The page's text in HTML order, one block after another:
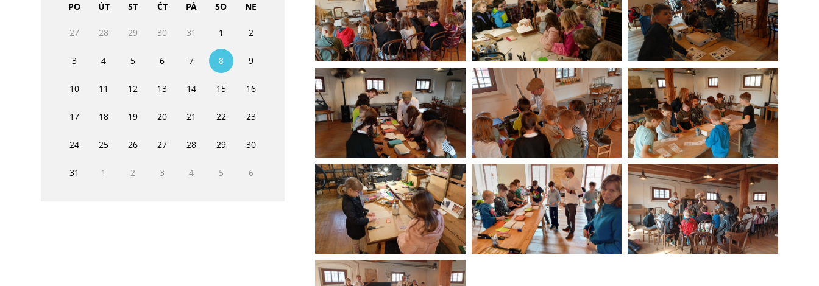
PO ÚT ST ČT PÁ SO NE
27 28 29 30 31 1 2
3 4 5 6 7 8 9
10 11 12 13 14 15 16
17 18 19 20 21 22 23
24 25 26 27 28 29 30
31 1 2 3 4 5 6